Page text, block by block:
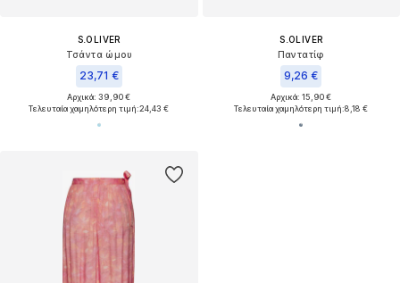
S.OLIVER
Τσάντα ώμου
23,71 €
Αρχικά: 39,90 €
Τελευταία χαμηλότερη τιμή:24,43 €
S.OLIVER
Παντατίφ
9,26 €
Αρχικά: 15,90 €
Τελευταία χαμηλότερη τιμή:8,18 €